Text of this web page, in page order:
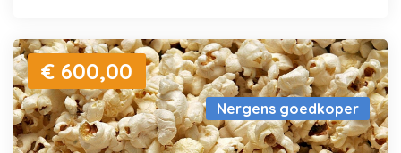
Nergens goedkoper
€ 600,00